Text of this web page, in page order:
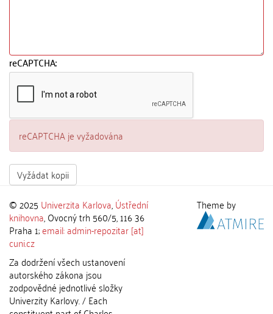
reCAPTCHA:
reCAPTCHA je vyžadována
Vyžádat kopii
© 2025 Univerzita Karlova,Ústřední
knihovna, Ovocný trh 560/5, 116 36
Praha 1;email: admin-repozitar [at]
cuni.cz
Za dodržení všech ustanovení
autorského zákona jsou
zodpovědné jednotlivé složky
Univerzity Karlovy. / Each
Theme by